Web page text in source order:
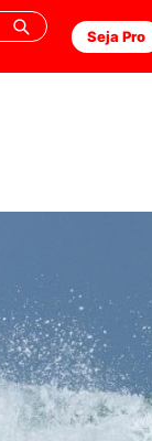
Seja Pro